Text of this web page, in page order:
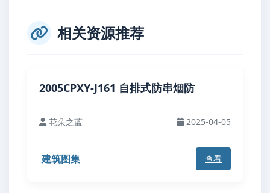
相关资源推荐
2005CPXY-J161 自排式防串烟防
花朵之蓝 2025-04-05
建筑图集 查看